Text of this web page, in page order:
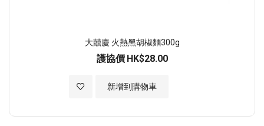
大囍慶 火熱黑胡椒麵300g
護協價 HK$28.00
新增到購物車
加入至願望清單